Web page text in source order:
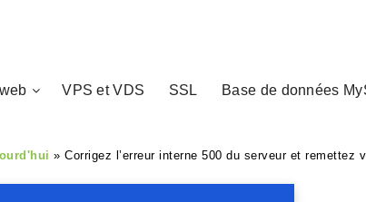
VPS et VDS SSL Base de données
» Corrigez l’erreur interne 500 du serveur et remettez